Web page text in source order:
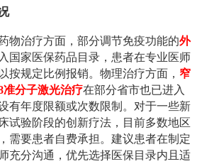
物治疗方面，部分调节免疫功能的外
国家医保药品目录，患者在专业医师
按规定比例报销。物理治疗方面， 窄
准分子激光治疗在部分省市也已进入
有年度限额或次数限制。对于一些新
试验阶段的创新疗法，目前多数地区
需要患者自费承担。建议患者在制定
充分沟通，优先选择医保目录内且适